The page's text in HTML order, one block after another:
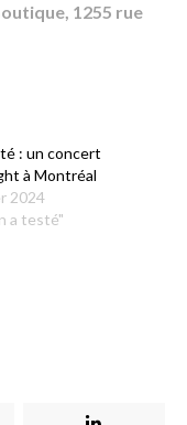
1255 rue
: un concert
à Montréal
2024
a testé"